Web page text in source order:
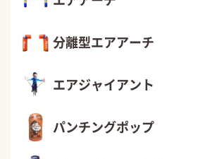
分離型エアアーチ
エアジャイアント
パンチングポップ